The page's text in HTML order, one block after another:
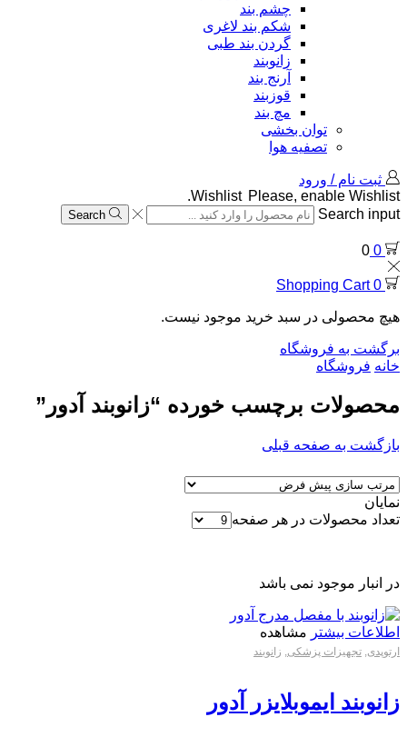
چشم بند
شکم بند لاغری
گردن بند طبی
زانوبند
آرنج بند
قوزبند
مچ بند
توان بخشی
تصفیه هوا
ثبت نام / ورود
Wishlist Please, enable Wishlist.
Search input
Search
0
0
0
Shopping Cart
هیچ محصولی در سبد خرید موجود نیست.
برگشت به فروشگاه
خانه فروشگاه
محصولات برچسب خورده “زانوبند آدور”
بازگشت به صفحه قبلی
نمایان
تعداد محصولات در هر صفحه
در انبار موجود نمی باشد
اطلاعات بیشتر مشاهده
ارتوپدی, تجهیزات پزشکی, زانوبند
زانوبند ایموبلایزر آدور